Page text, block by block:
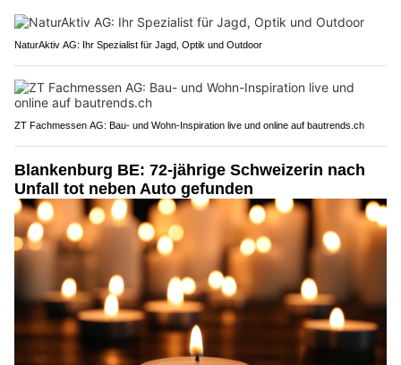
NaturAktiv AG: Ihr Spezialist für Jagd, Optik und Outdoor
ZT Fachmessen AG: Bau- und Wohn-Inspiration live und online auf bautrends.ch
Blankenburg BE: 72-jährige Schweizerin nach
Unfall tot neben Auto gefunden